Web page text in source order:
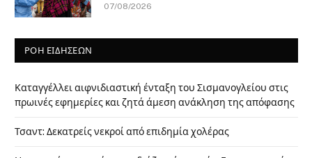
07/08/2026
ΡΟΗ ΕΙΔΗΣΕΩΝ
Καταγγέλλει αιφνιδιαστική ένταξη του Σισμανογλείου στις
πρωινές εφημερίες και ζητά άμεση ανάκληση της απόφασης
Τσαντ: Δεκατρείς νεκροί από επιδημία χολέρας